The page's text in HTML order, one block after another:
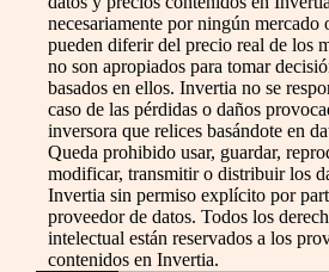
necesariamente por ningún mercado
pueden diferir del precio real de los
no son apropiados para tomar
basados en ellos. Invertia no se
caso de las pérdidas o daños
inversora que relices basándote en
Queda prohibido usar, guardar,
modificar, transmitir o distribuir los
Invertia sin permiso explícito por
proveedor de datos. Todos los
intelectual están reservados a los
contenidos en Invertia.